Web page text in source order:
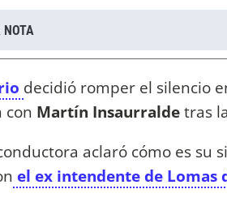
NOTA
decidió romper el silencio
con Martín Insaurraldetras
aclaró cómo es su
el ex intendente de Lomas